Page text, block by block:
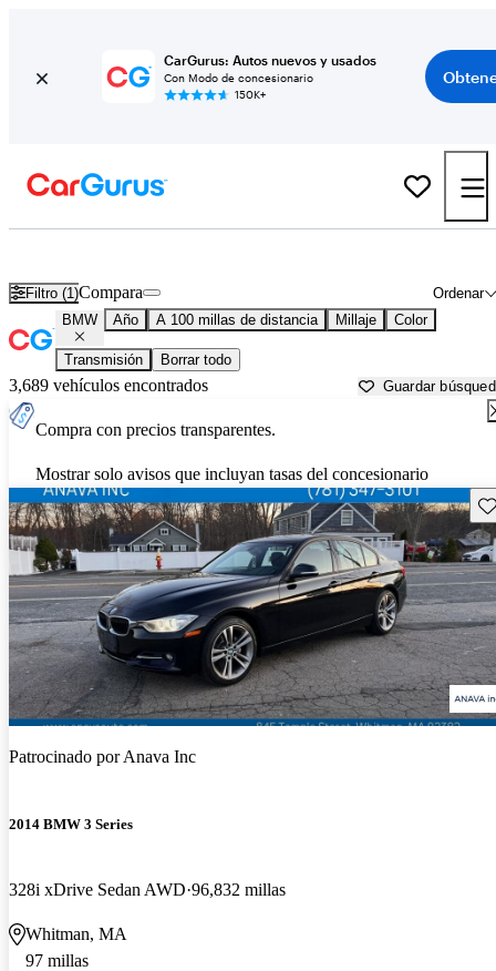
CarGurus: Autos nuevos y usados
Con Modo de concesionario
150K+
Filtro (1) Ordenar
Compara
BMW Año A 100 millas de distancia Millaje Color
Transmisión Borrar todo
3,689 vehículos encontrados Guardar
Compra con precios transparentes.
Mostrar solo avisos que incluyan tasas del concesionario
Patrocinado porAnava Inc
2014 BMW 3 Series
328i xDrive Sedan AWD 96,832 millas
Whitman, MA
97 millas